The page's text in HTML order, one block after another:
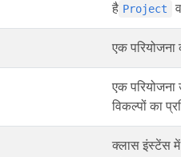
है Project
एक परियोजना
एक परियोजना
विकल्पों का
क्लास इंस्टेंस में